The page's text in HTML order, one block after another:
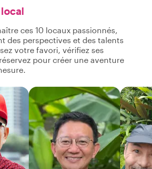
ces 10 locaux passionnés,
des perspectives et des talents
votre favori, vérifiez ses
pour créer une aventure